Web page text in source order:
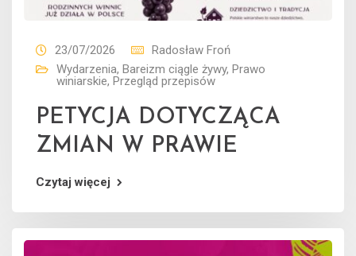
23/07/2026
Radosław Froń
Wydarzenia, Bareizm ciągle żywy, Prawo
winiarskie, Przegląd przepisów
PETYCJA DOTYCZĄCA
ZMIAN W PRAWIE
Czytaj więcej